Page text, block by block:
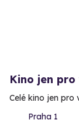
Kino jen pro
Celé kino jen
Praha 1